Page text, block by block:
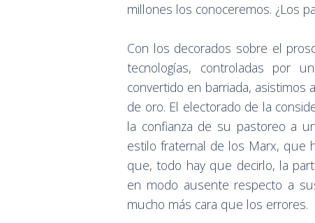
millones los conoceremos. ¿Los
Con los decorados sobre el
tecnologías, controladas por
convertido en barriada,
de oro. El electorado de la
la confianza de su pastoreo a
estilo fraternal de los Marx, que
que, todo hay que decirlo, la
en modo ausente respecto a
mucho más cara que los errores.